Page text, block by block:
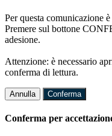
Per questa comunicazione
Premere sul bottone
adesione.
Attenzione: è necessario
conferma di lettura.
Annulla Conferma
Conferma per